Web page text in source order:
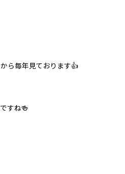
ら毎年見ております👍
すね🍻